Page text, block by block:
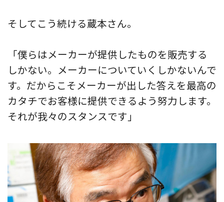
そしてこう続ける蔵本さん。
「僕らはメーカーが提供したものを販売する
しかない。メーカーについていくしかないんで
す。だからこそメーカーが出した答えを最高の
カタチでお客様に提供できるよう努力します。
それが我々のスタンスです」